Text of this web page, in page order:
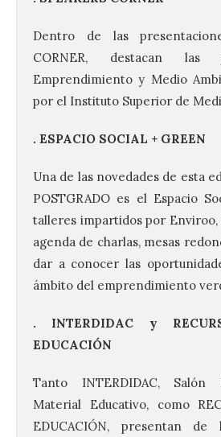
Dentro de las
CORNER, destacan las
Emprendimiento y Medio
por el Instituto Superior de
. ESPACIO SOCIAL + GREEN
Una de las novedades de esta
POSTGRADO es el Espacio
talleres impartidos por Enviroo,
agenda de charlas, mesas
dar a conocer las
ámbito del emprendimiento
. INTERDIDAC y
EDUCACIÓN
Tanto INTERDIDAC, Salón
Material Educativo, como
EDUCACIÓN, presentan